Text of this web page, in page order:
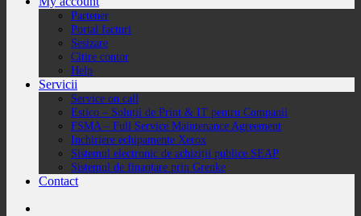
Partener
Portal facturi
Sesizare
Citire contor
Help
Servicii
Service on call
Estico – Soluții de Print & IT pentru Companii
FSMA – Full Service Maintenance Agreement
Inchiriere echipamente Xerox
Sistemul electronic de achiziții publice SEAP
Sistemul de finanțare prin Grenke
Contact